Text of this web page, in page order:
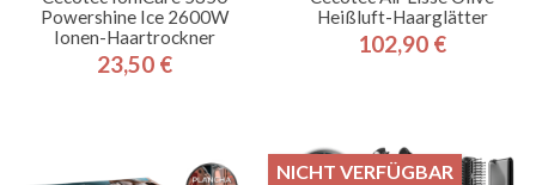
Powershine Ice 2600W
Ionen-Haartrockner
Preis
23,50 €
Heißluft-Haarglätter
Preis
102,90 €
NICHT VERFÜGBAR